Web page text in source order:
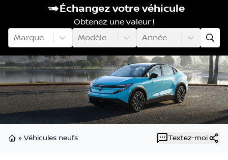
Échangez votre véhicule
Obtenez une valeur !
Marque
Modèle Année
» Véhicules neufs Textez-moi